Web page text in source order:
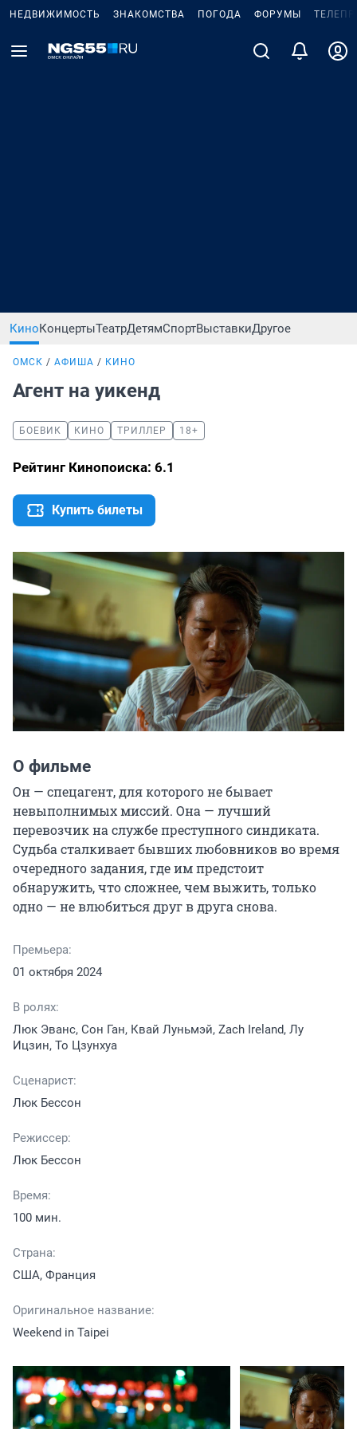
НЕДВИЖИМОСТЬ ЗНАКОМСТВА ПОГОДА ФОРУМЫ
КиноКонцертыТеатрДетямСпортВыставкиДругое
ОМСК АФИША КИНО
Агент на уикенд
БОЕВИК КИНО ТРИЛЛЕР 18+
Рейтинг Кинопоиска: 6.1
Купить билеты
О фильме
Он — спецагент, для которого не бывает
невыполнимых миссий. Она — лучший
перевозчик на службе преступного синдиката.
Судьба сталкивает бывших любовников во время
очередного задания, где им предстоит
обнаружить, что сложнее, чем выжить, только
одно — не влюбиться друг в друга снова.
Премьера:
01 октября 2024
В ролях:
Люк Эванс, Сон Ган, Квай Луньмэй, Zach Ireland, Лу
Ицзин, То Цзунхуа
Сценарист:
Люк Бессон
Режиссер:
Люк Бессон
Время:
100 мин.
Страна:
США, Франция
Оригинальное название:
Weekend in Taipei